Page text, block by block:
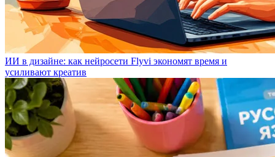
ИИ в дизайне: как нейросети Flyvi экономят время и
усиливают креатив